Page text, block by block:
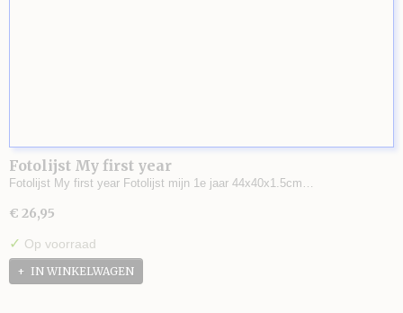
Fotolijst My first year
Fotolijst My first year Fotolijst mijn 1e jaar 44x40x1.5cm…
€ 26,95
✓ Op voorraad
IN WINKELWAGEN